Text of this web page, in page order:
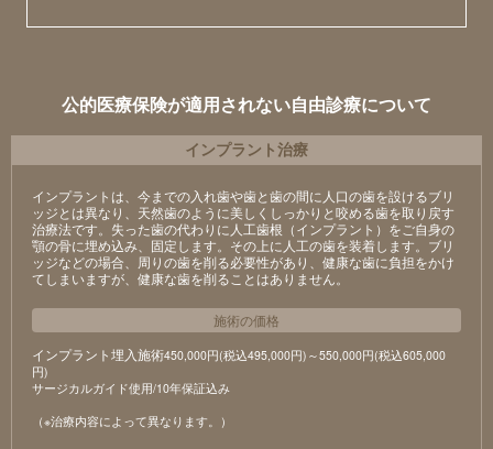
公的医療保険が適用されない自由診療について
インプラント治療
インプラントは、今までの入れ歯や歯と歯の間に人口の歯を設けるブリ
ッジとは異なり、天然歯のように美しくしっかりと咬める歯を取り戻す
治療法です。失った歯の代わりに人工歯根（インプラント）をご自身の
顎の骨に埋め込み、固定します。その上に人工の歯を装着します。ブリ
ッジなどの場合、周りの歯を削る必要性があり、健康な歯に負担をかけ
てしまいますが、健康な歯を削ることはありません。
施術の価格
インプラント埋入施術450,000円(税込495,000円)～550,000円(税込605,000
円)
サージカルガイド使用/10年保証込み
（※治療内容によって異なります。）